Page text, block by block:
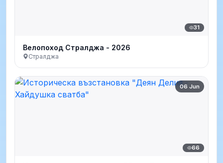
31
Велопоход Стралджа - 2026
Стралджа
06 Jun
66